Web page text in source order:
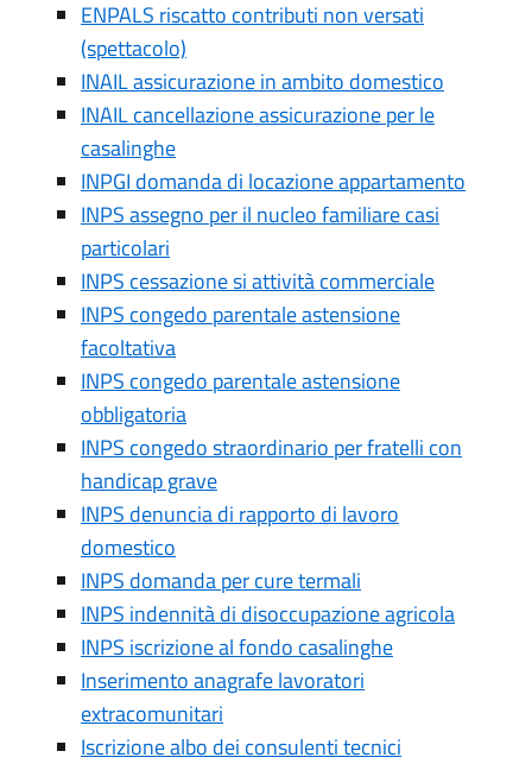
ENPALS riscatto contributi non versati
(spettacolo)
INAIL assicurazione in ambito domestico
INAIL cancellazione assicurazione per le
casalinghe
INPGI domanda di locazione appartamento
INPS assegno per il nucleo familiare casi
particolari
INPS cessazione si attività commerciale
INPS congedo parentale astensione
facoltativa
INPS congedo parentale astensione
obbligatoria
INPS congedo straordinario per fratelli con
handicap grave
INPS denuncia di rapporto di lavoro
domestico
INPS domanda per cure termali
INPS indennità di disoccupazione agricola
INPS iscrizione al fondo casalinghe
Inserimento anagrafe lavoratori
extracomunitari
Iscrizione albo dei consulenti tecnici